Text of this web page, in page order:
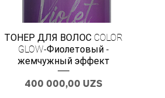
ТОНЕР ДЛЯ ВОЛОС COLOR
GLOW-Фиолетовый -
жемчужный эффект
Цена
400 000,00 UZS